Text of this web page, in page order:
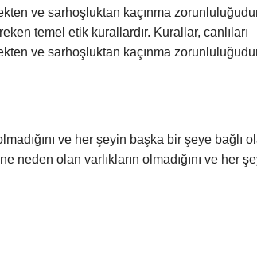
ve sarhoşluktan kaçınma
temel etik kurallardır. Kurallar, canlıları
ve sarhoşluktan kaçınma
ve her şeyin başka bir şeye bağlı
olan varlıkların olmadığını ve her